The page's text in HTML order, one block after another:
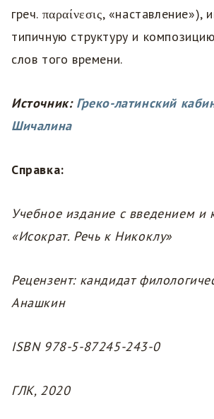
греч. παραίνεσις,
типичную структуру и
слов того времени.
Источник: Греко-латинский
Шичалина
Справка:
Учебное издание с введением и
«Исократ. Речь к Никоклу»
Рецензент: кандидат
Анашкин
ISBN 978-5-87245-243-0
ГЛК, 2020